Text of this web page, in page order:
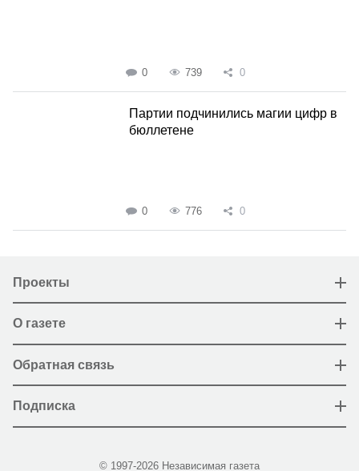
0 739 0
Партии подчинились магии цифр в
бюллетене
0 776 0
Проекты
О газете
Обратная связь
Подписка
© 1997-2026 Независимая газета